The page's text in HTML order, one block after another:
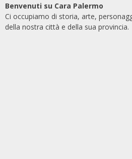
Benvenuti su Cara Palermo
Ci occupiamo di storia, arte,
della nostra città e della sua provincia.